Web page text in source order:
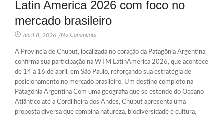
Latin America 2026 com foco no
mercado brasileiro
abril 8, 2026 /No Comments
A Província de Chubut, localizada no coração da Patagônia Argentina,
confirma sua participação na WTM LatinAmerica 2026, que acontece
de 14 a 16 de abril, em São Paulo, reforçando sua estratégia de
posicionamento no mercado brasileiro. Um destino completo na
Patagônia Argentina Com uma geografia que se estende do Oceano
Atlântico até a Cordilheira dos Andes, Chubut apresenta uma
proposta diversa que combina natureza, biodiversidade e cultura,